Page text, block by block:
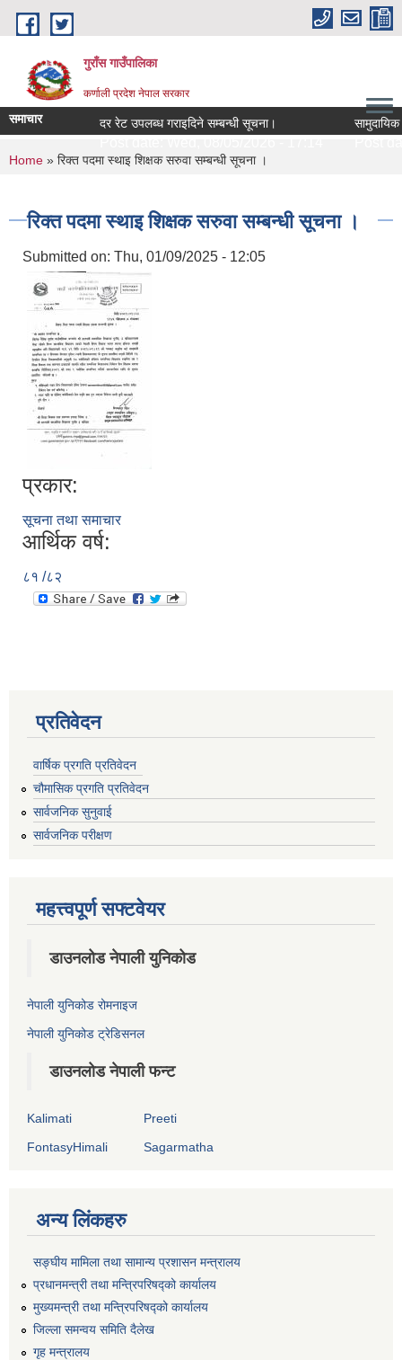
Skip to main content
गुराँस गाउँपालिका
कर्णाली प्रदेश नेपाल सरकार
समाचार दर रेट उपलब्ध गराइदिने सम्बन्धी सूचना। सामुदायिक
You are here
Home » रिक्त पदमा स्थाइ शिक्षक सरुवा सम्बन्धी सूचना ।
रिक्त पदमा स्थाइ शिक्षक सरुवा सम्बन्धी सूचना ।
Submitted on: Thu, 01/09/2025 - 12:05
प्रकार:
सूचना तथा समाचार
आर्थिक वर्ष:
८१ /८२
प्रतिवेदन
वार्षिक प्रगति प्रतिवेदन
चौमासिक प्रगति प्रतिवेदन
सार्वजनिक सुनुवाई
सार्वजनिक परीक्षण
महत्त्वपूर्ण सफ्टवेयर
डाउनलोड नेपाली युनिकोड
नेपाली युनिकोड रोमनाइज
नेपाली युनिकोड ट्रेडिसनल
डाउनलोड नेपाली फन्ट
Kalimati
Preeti
FontasyHimali
Sagarmatha
अन्य लिंकहरु
सङ्‍घीय मामिला तथा सामान्य प्रशासन मन्त्रालय
प्रधानमन्त्री तथा मन्त्रिपरिषद्को कार्यालय
मुख्यमन्त्री तथा मन्त्रिपरिषद्को कार्यालय
जिल्ला समन्वय समिति दैलेख
गृह मन्त्रालय